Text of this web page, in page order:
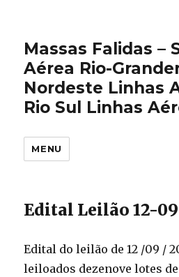
Massas Falidas –
Aérea Rio-
Nordeste Linhas
Rio Sul Linhas
MENU
Edital Leilão 12-
Edital do leilão de 12 /09 /
leiloados dezenove lotes